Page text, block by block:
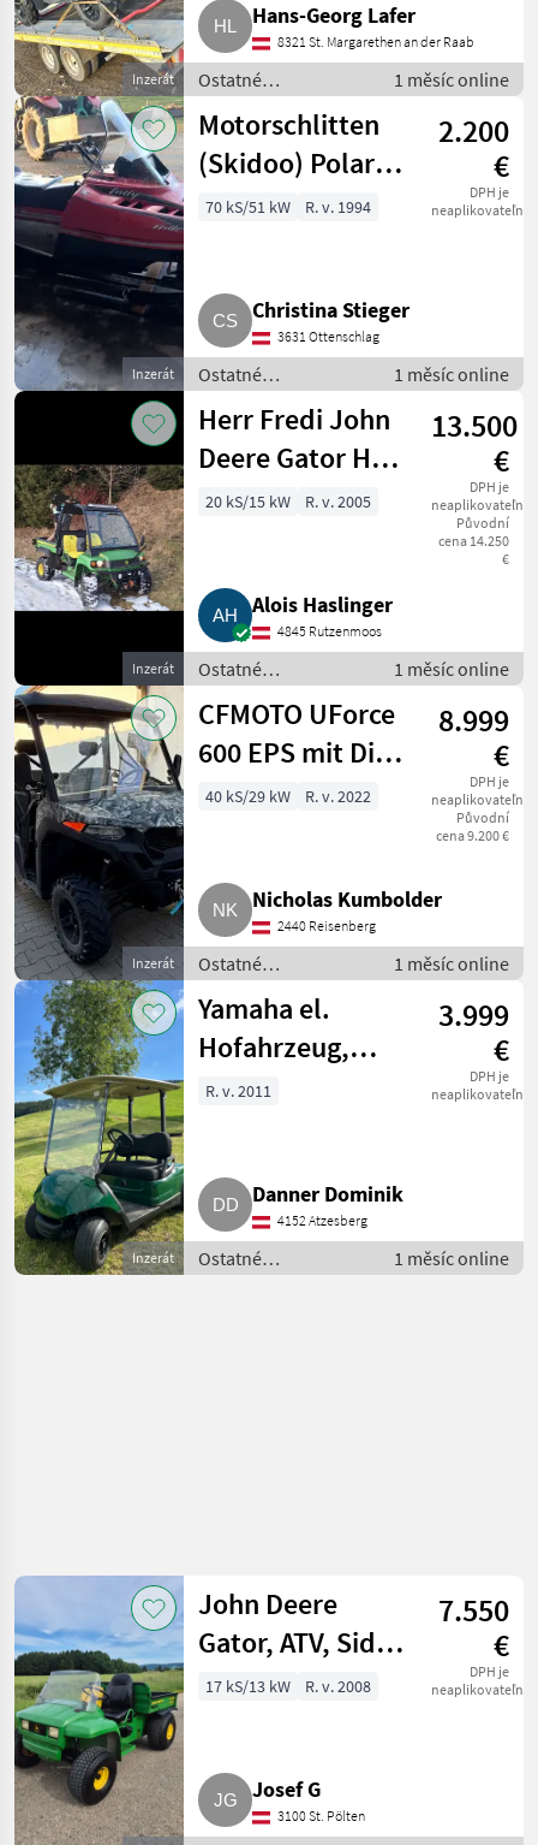
Inzerát
Hans-Georg Lafer
8321 St. Margarethen an der Raab
Ostatné
poľnohospodárske
silové stroje / ATV /
UTV / Quad
1 měsíc online
Inzerát
Motorschlitten
(Skidoo) Polaris
Widetrak
2.200
€
DPH je
neaplikovateľné
70 kS/51 kW R. v. 1994
Christina Stieger
3631 Ottenschlag
Ostatné
poľnohospodárske
silové stroje / ATV /
UTV / Quad
1 měsíc online
Inzerát
Herr Fredi John
Deere Gator HPX
4x4
13.500
€
DPH je
neaplikovateľné
Původní
cena 14.250
€
20 kS/15 kW R. v. 2005
Alois Haslinger
4845 Rutzenmoos
Ostatné
poľnohospodárske
silové stroje / ATV /
UTV / Quad
1 měsíc online
Inzerát
CFMOTO UForce
600 EPS mit Diff.
Quad
8.999
€
DPH je
neaplikovateľné
Původní
cena 9.200 €
40 kS/29 kW R. v. 2022
Nicholas Kumbolder
2440 Reisenberg
Ostatné
poľnohospodárske
silové stroje / ATV /
UTV / Quad
1 měsíc online
Inzerát
Yamaha el.
Hofahrzeug,
Golfcart
3.999
€
DPH je
neaplikovateľné
R. v. 2011
Danner Dominik
4152 Atzesberg
Ostatné
poľnohospodárske
1 měsíc online
John Deere
Gator, ATV, Side
by Side, UTV,
7.550
€
DPH je
neaplikovateľné
17 kS/13 kW R. v. 2008
Josef G
3100 St. Pölten